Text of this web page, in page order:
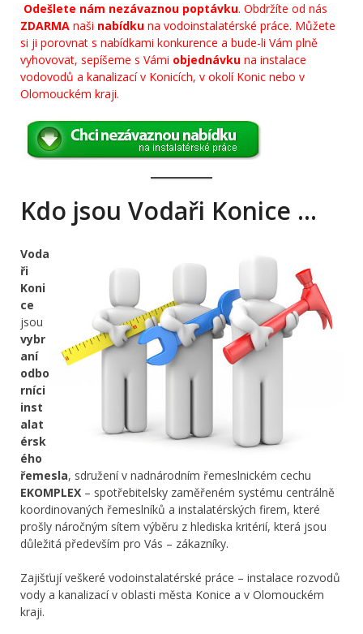
Odešlete nám nezávaznou poptávku. Obdržíte od nás
ZDARMA naši nabídku na vodoinstalatérské práce. Můžete
si ji porovnat s nabídkami konkurence a bude-li Vám plně
vyhovovat, sepíšeme s Vámi objednávku na instalace
vodovodů a kanalizací v Konicích, v okolí Konic nebo v
Olomouckém kraji.
Kdo jsou Vodaři Konice …
Voda
ři
Koni
ce
jsou
vybr
aní
odbo
rníci
inst
alat
érsk
ého
řemesla, sdružení v nadnárodním řemeslnickém cechu
EKOMPLEX – spotřebitelsky zaměřeném systému centrálně
koordinovaných řemeslníků a instalatérských firem, které
prošly náročným sítem výběru z hlediska kritérií, která jsou
důležitá především pro Vás – zákazníky.
Zajišťují veškeré vodoinstalatérské práce – instalace rozvodů
vody a kanalizací v oblasti města Konice a v Olomouckém
kraji.